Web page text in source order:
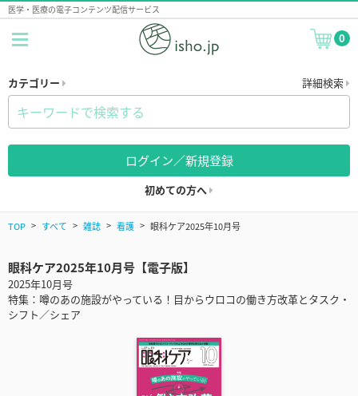
医学・医療の電子コンテンツ配信サービス
0
カテゴリー 詳細検索
ログイン／新規登録
初めての方へ
TOP すべて 雑誌 看護 眼科ケア2025年10月号
眼科ケア2025年10月号【電子版】
2025年10月号
特集：噂のあの施設がやっている！目からウロコの働き方改革とタスク・
シフト／シェア